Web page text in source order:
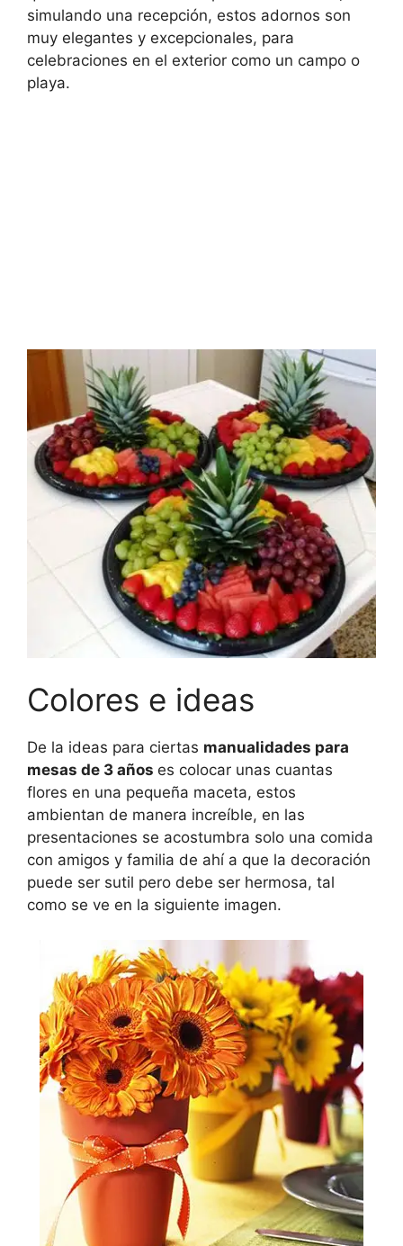
simulando una recepción, estos adornos son
muy elegantes y excepcionales, para
celebraciones en el exterior como un campo o
playa.
Colores e ideas
De la ideas para ciertas manualidades para
mesas de 3 años es colocar unas cuantas
flores en una pequeña maceta, estos
ambientan de manera increíble, en las
presentaciones se acostumbra solo una comida
con amigos y familia de ahí a que la decoración
puede ser sutil pero debe ser hermosa, tal
como se ve en la siguiente imagen.